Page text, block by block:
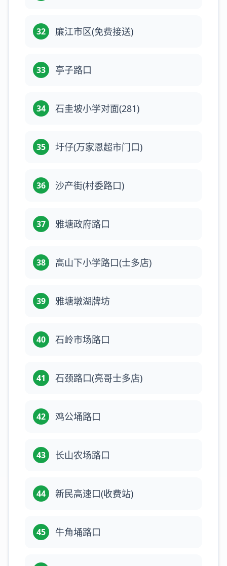
32 廉江市区(免费接送)
33 亭子路口
34 石圭坡小学对面(281)
35 圩仔(万家恩超市门口)
36 沙产街(村委路口)
37 雅塘政府路口
38 高山下小学路口(士多店)
39 雅塘墩湖牌坊
40 石岭市场路口
41 石颈路口(亮哥士多店)
42 鸡公埇路口
43 长山农场路口
44 新民高速口(收费站)
45 牛角埇路口